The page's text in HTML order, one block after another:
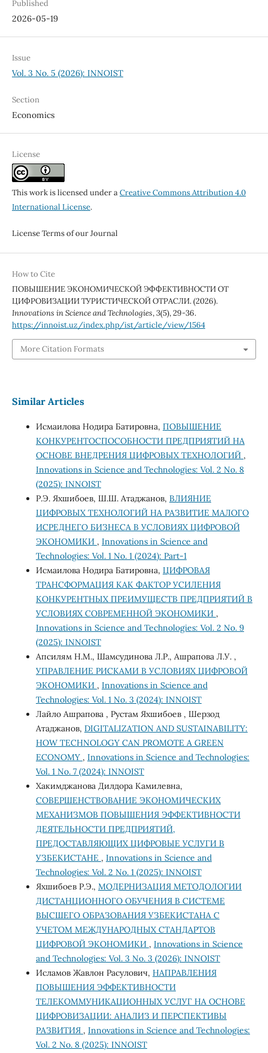
Published
2026-05-19
Issue
Vol. 3 No. 5 (2026): INNOIST
Section
Economics
License
This work is licensed under aCreative Commons Attribution 4.0
International License.
License Terms of our Journal
How to Cite
ПОВЫШЕНИЕ ЭКОНОМИЧЕСКОЙ ЭФФЕКТИВНОСТИ ОТ
ЦИФРОВИЗАЦИИ ТУРИСТИЧЕСКОЙ ОТРАСЛИ. (2026).
Innovations in Science and Technologies,3(5), 29-36.
https://innoist.uz/index.php/ist/article/view/1564
More Citation Formats
Similar Articles
Исмаилова Нодира Батировна, ПОВЫШЕНИЕ
КОНКУРЕНТОСПОСОБНОСТИ ПРЕДПРИЯТИЙ НА
ОСНОВЕ ВНЕДРЕНИЯ ЦИФРОВЫХ ТЕХНОЛОГИЙ ,
Innovations in Science and Technologies: Vol. 2 No. 8
(2025): INNOIST
Р.Э. Яхшибоев, Ш.Ш. Атаджанов, ВЛИЯНИЕ
ЦИФРОВЫХ ТЕХНОЛОГИЙ НА РАЗВИТИЕ МАЛОГО
ИСРЕДНЕГО БИЗНЕСА В УСЛОВИЯХ ЦИФРОВОЙ
ЭКОНОМИКИ , Innovations in Science and
Technologies: Vol. 1 No. 1 (2024): Part-1
Исмаилова Нодира Батировна, ЦИФРОВАЯ
ТРАНСФОРМАЦИЯ КАК ФАКТОР УСИЛЕНИЯ
КОНКУРЕНТНЫХ ПРЕИМУЩЕСТВ ПРЕДПРИЯТИЙ В
УСЛОВИЯХ СОВРЕМЕННОЙ ЭКОНОМИКИ ,
Innovations in Science and Technologies: Vol. 2 No. 9
(2025): INNOIST
Апсилям Н.М., Шамсудинова Л.Р., Ашрапова Л.У. ,
УПРАВЛЕНИЕ РИСКАМИ В УСЛОВИЯХ ЦИФРОВОЙ
ЭКОНОМИКИ , Innovations in Science and
Technologies: Vol. 1 No. 3 (2024): INNOIST
Лайло Ашрапова , Рустам Яхшибоев , Шерзод
Атаджанов, DIGITALIZATION AND SUSTAINABILITY:
HOW TECHNOLOGY CAN PROMOTE A GREEN
ECONOMY , Innovations in Science and Technologies:
Vol. 1 No. 7 (2024): INNOIST
Хакимджанова Дилдора Камилевна,
СОВЕРШЕНСТВОВАНИЕ ЭКОНОМИЧЕСКИХ
МЕХАНИЗМОВ ПОВЫШЕНИЯ ЭФФЕКТИВНОСТИ
ДЕЯТЕЛЬНОСТИ ПРЕДПРИЯТИЙ,
ПРЕДОСТАВЛЯЮЩИХ ЦИФРОВЫЕ УСЛУГИ В
УЗБЕКИСТАНЕ , Innovations in Science and
Technologies: Vol. 2 No. 1 (2025): INNOIST
Яхшибоев Р.Э., МОДЕРНИЗАЦИЯ МЕТОДОЛОГИИ
ДИСТАНЦИОННОГО ОБУЧЕНИЯ В СИСТЕМЕ
ВЫСШЕГО ОБРАЗОВАНИЯ УЗБЕКИСТАНА С
УЧЕТОМ МЕЖДУНАРОДНЫХ СТАНДАРТОВ
ЦИФРОВОЙ ЭКОНОМИКИ , Innovations in Science
and Technologies: Vol. 3 No. 3 (2026): INNOIST
Исламов Жавлон Расулович, НАПРАВЛЕНИЯ
ПОВЫШЕНИЯ ЭФФЕКТИВНОСТИ
ТЕЛЕКОММУНИКАЦИОННЫХ УСЛУГ НА ОСНОВЕ
ЦИФРОВИЗАЦИИ: АНАЛИЗ И ПЕРСПЕКТИВЫ
РАЗВИТИЯ , Innovations in Science and Technologies:
Vol. 2 No. 8 (2025): INNOIST